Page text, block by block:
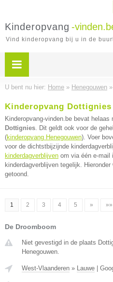
Kinderopvang -
Vind kinderopvang bij u in de
U bent nu hier: Home » Henegouwen »
Kinderopvang Dottignies
Kinderopvang-vinden.be bevat helaas
Dottignies. Dit geldt ook voor de
(kinderopvang Henegouwen). Voer
voor de dichtstbijzijnde
kinderdagverblijven om via één e-mail
kinderdagverblijven tegelijk.
getoond.
1 2 3 4 5 » »»
De Droomboom
Niet gevestigd in de plaats
Henegouwen.
West-Vlaanderen » Lauwe